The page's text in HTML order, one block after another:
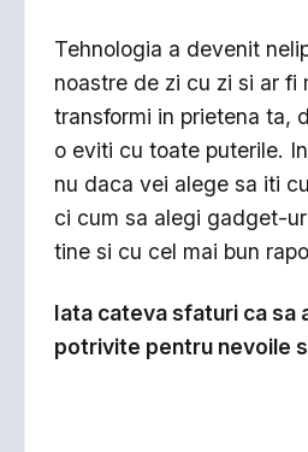
Tehnologia a devenit
noastre de zi cu zi si ar fi
transformi in prietena ta,
o eviti cu toate puterile.
nu daca vei alege sa iti
ci cum sa alegi gadget-
tine si cu cel mai bun
Iata cateva sfaturi ca sa
potrivite pentru nevoile